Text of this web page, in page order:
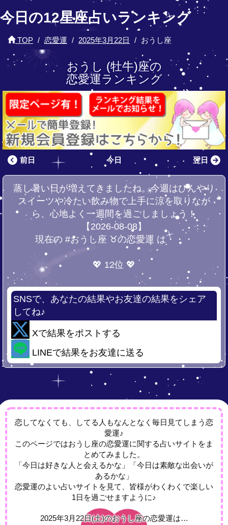
今日の12星座占いランキング
TOP 恋愛運 2025年3月22日 おうし座
おうし (牡牛)座の
恋愛運ランキング
前日 今日 翌日
蒸し暑い日が増えてきましたね。今週はひんやり
スイーツや冷たい飲み物で上手に涼を取りなが
ら、心地よく一週間を過ごしましょう！
【2026-08-08】
現在の #おうし座 ♉の恋愛運 は・・・
💖 12位 💖
SNSで、あなたの結果やお友達の結果をシェア
してね♪
Xで結果をポストする
LINEで結果をお友達に送る
恋してなくても、してる人もなんとなく毎日見てしまう恋
愛運♪
このページではおうし座の恋愛運に関する占いサイトをま
とめてみました。
「今日は好きな人と会えるかな」「今日は素敵な出会いが
あるかな」
恋愛運のよい占いサイトを見て、皆様がわくわくで楽しい
1日を過ごせますように♪
2025年3月22日(土)のおうし座の恋愛運は…